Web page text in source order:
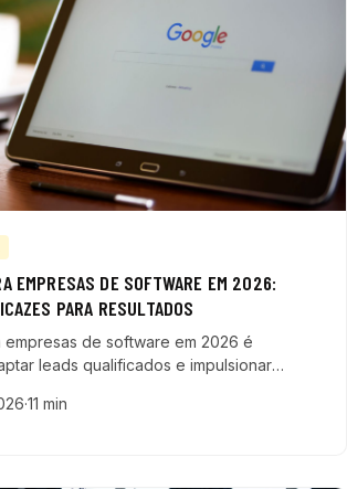
EMPRESAS DE SOFTWARE EM 2026:
PARA RESULTADOS
empresas de software em 2026 é
leads qualificados e impulsionar
·11 min